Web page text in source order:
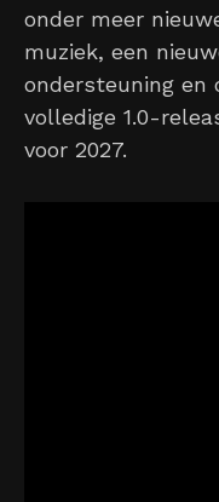
onder meer
muziek, een
ondersteuning en
volledige 1.0-
voor 2027.